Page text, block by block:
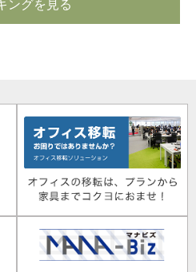
ングを見る